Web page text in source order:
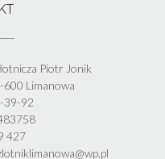
Piotr Jonik
600 Limanowa
39-92
427